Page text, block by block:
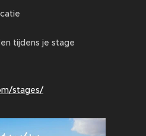
tijdens je stage
stages/